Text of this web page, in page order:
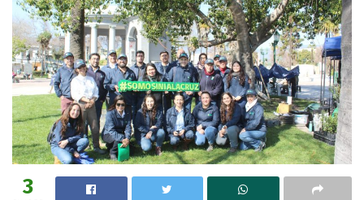
3